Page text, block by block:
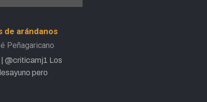
de arándanos
Peñagaricano
@criticamj1 Los
pero